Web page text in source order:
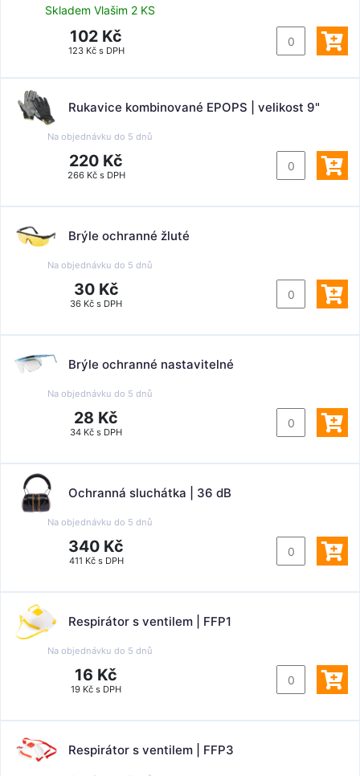
Skladem Vlašim 2 KS
102 Kč
123 Kč s DPH
Rukavice kombinované EPOPS | velikost 9"
Na objednávku do 5 dnů
220 Kč
266 Kč s DPH
Brýle ochranné žluté
Na objednávku do 5 dnů
30 Kč
36 Kč s DPH
Brýle ochranné nastavitelné
Na objednávku do 5 dnů
28 Kč
34 Kč s DPH
Ochranná sluchátka | 36 dB
Na objednávku do 5 dnů
340 Kč
411 Kč s DPH
Respirátor s ventilem | FFP1
Na objednávku do 5 dnů
16 Kč
19 Kč s DPH
Respirátor s ventilem | FFP3